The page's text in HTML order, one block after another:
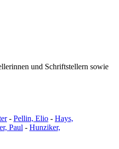
und Schriftstellern sowie
- Pellin, Elio - Hays,
Paul - Hunziker,